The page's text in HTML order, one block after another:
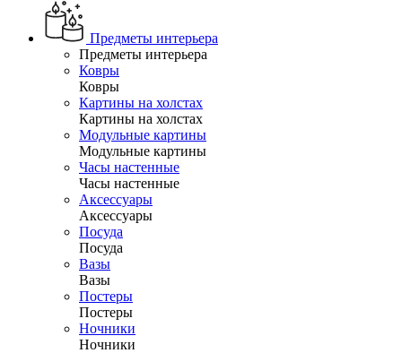
Предметы интерьера
Предметы интерьера
Ковры
Ковры
Картины на холстах
Картины на холстах
Модульные картины
Модульные картины
Часы настенные
Часы настенные
Аксессуары
Аксессуары
Посуда
Посуда
Вазы
Вазы
Постеры
Постеры
Ночники
Ночники